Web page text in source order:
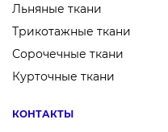
Льняные ткани
Трикотажные ткани
Сорочечные ткани
Курточные ткани
КОНТАКТЫ